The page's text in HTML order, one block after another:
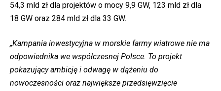
54,3 mld zł dla projektów o mocy 9,9 GW, 123 mld zł dla
18 GW oraz 284 mld zł dla 33 GW.
„Kampania inwestycyjna w morskie farmy wiatrowe nie ma
odpowiednika we współczesnej Polsce. To projekt
pokazujący ambicję i odwagę w dążeniu do
nowoczesności oraz największe przedsięwzięcie